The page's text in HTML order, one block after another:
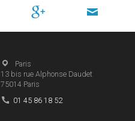
Paris
13 bis rue Alphonse Daudet
75014 Paris
01 45 86 18 52